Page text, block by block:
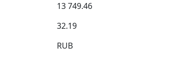
13 749.46
32.19
RUB